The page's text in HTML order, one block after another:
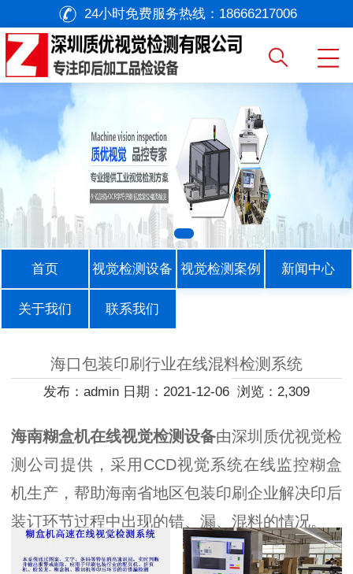
24小时免费服务热线： 18666217006
首页 视觉检测设备 视觉检测案例 新闻中心
关于我们 联系我们
海口包装印刷行业在线混料检测系统
发布：admin 日期：2021-12-06 浏览：2,309
海南糊盒机在线视觉检测设备由深圳质优视觉检
测公司提供，采用CCD视觉系统在线监控糊盒
机生产，帮助海南省地区包装印刷企业解决印后
装订环节过程中出现的错、漏、混料的情况。